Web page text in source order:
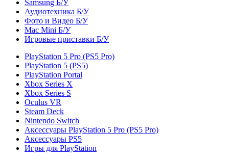
Samsung Б/У
Аудиотехника Б/У
Фото и Видео Б/У
Mac Mini Б/У
Игровые приставки Б/У
PlayStation 5 Pro (PS5 Pro)
PlayStation 5 (PS5)
PlayStation Portal
Xbox Series X
Xbox Series S
Oculus VR
Steam Deck
Nintendo Switch
Аксессуары PlayStation 5 Pro (PS5 Pro)
Аксессуары PS5
Игры для PlayStation